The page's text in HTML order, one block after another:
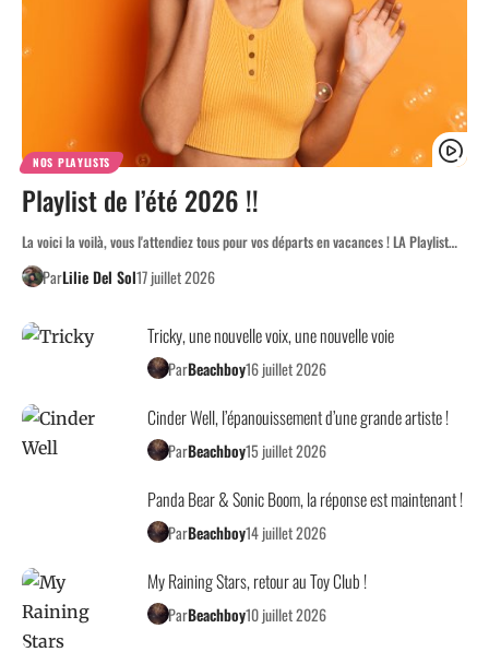
NOS PLAYLISTS
Playlist de l’été 2026 !!
La voici la voilà, vous l'attendiez tous pour vos départs en vacances ! LA Playlist…
ParLilie Del Sol17 juillet 2026
Tricky, une nouvelle voix, une nouvelle voie
ParBeachboy16 juillet 2026
Cinder Well, l’épanouissement d’une grande artiste !
ParBeachboy15 juillet 2026
Panda Bear & Sonic Boom, la réponse est maintenant !
ParBeachboy14 juillet 2026
My Raining Stars, retour au Toy Club !
ParBeachboy10 juillet 2026